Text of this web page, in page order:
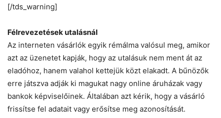
[/tds_warning]
Félrevezetések utalásnál
Az interneten vásárlók egyik rémálma valósul meg, amikor
azt az üzenetet kapják, hogy az utalásuk nem ment át az
eladóhoz, hanem valahol kettejük közt elakadt. A bűnözők
erre játszva adják ki magukat nagy online áruházak vagy
bankok képviselőinek. Általában azt kérik, hogy a vásárló
frissítse fel adatait vagy erősítse meg azonosítását.